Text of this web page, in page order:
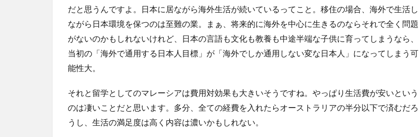
だと思うんですよ。日本に居ながら海外生活が続いているってこと。移住の場合、海外で生活し
ながら日本環境を保つのは至難の業。まぁ、将来的に海外を中心に生きるのならそれで全く問題
がないのかもしれないけれど、日本の言語も文化も教養も中途半端な子供に育ってしまうなら、
当初の「海外で通用する日本人目標」が「海外でしか通用しない変な日本人」になってしまう可
能性大。
それと留学としてのマレーシアは費用対効果も大きいそうですね。やっぱり生活費が安いという
のは凄いことだと思います。多分、全ての経費を入れたらオーストラリアの半分以下で済むだろ
うし、生活の満足度は高く内容は濃いかもしれない。